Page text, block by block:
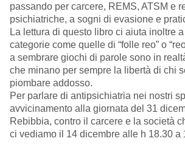
passando per carcere, REMS, ATSM e
psichiatriche, a sogni di evasione e
La lettura di questo libro ci aiuta inoltre
categorie come quelle di “folle reo” o
a sembrare giochi di parole sono in
che minano per sempre la libertà di chi
piombare addosso.
Per parlare di antipsichiatria nei nostri
avvicinamento alla giornata del 31
Rebibbia, contro il carcere e la società
ci vediamo il 14 dicembre alle h 18.30 a